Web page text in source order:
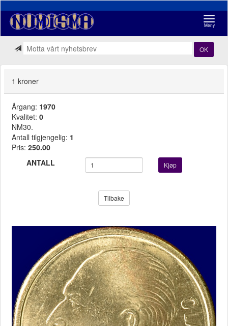
Meny
OK
1 kroner
Årgang: 1970
Kvalitet: 0
NM30.
Antall tilgjengelig: 1
Pris: 250.00
ANTALL
Kjøp
Tilbake